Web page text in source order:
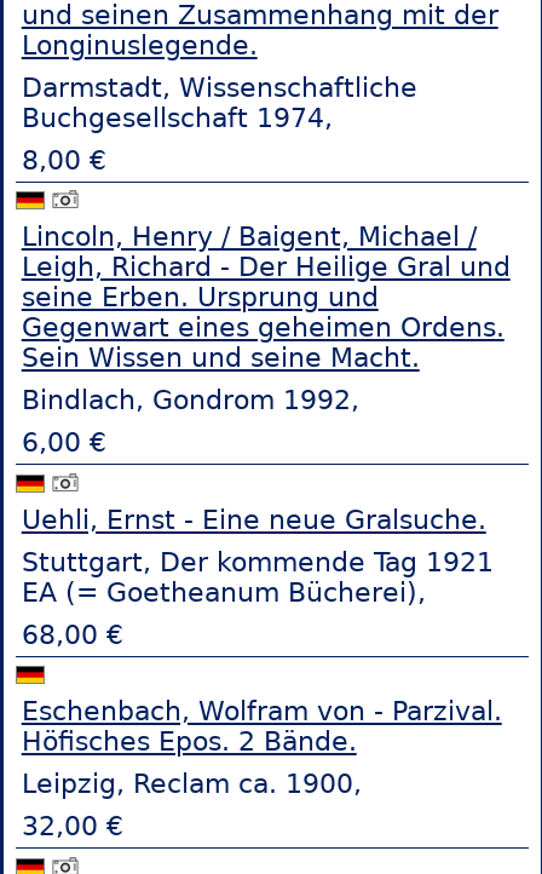
und seinen Zusammenhang mit der
Longinuslegende.
Darmstadt, Wissenschaftliche
Buchgesellschaft 1974,
8,00 €
Lincoln, Henry / Baigent, Michael /
Leigh, Richard - Der Heilige Gral und
seine Erben. Ursprung und
Gegenwart eines geheimen Ordens.
Sein Wissen und seine Macht.
Bindlach, Gondrom 1992,
6,00 €
Uehli, Ernst - Eine neue Gralsuche.
Stuttgart, Der kommende Tag 1921
EA (= Goetheanum Bücherei),
68,00 €
Eschenbach, Wolfram von - Parzival.
Höfisches Epos. 2 Bände.
Leipzig, Reclam ca. 1900,
32,00 €